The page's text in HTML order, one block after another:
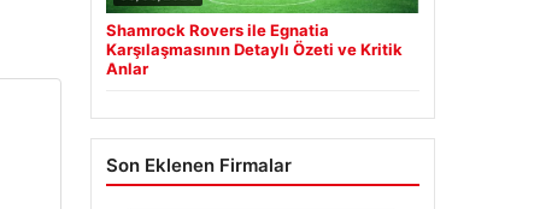
Shamrock Rovers ile Egnatia
Karşılaşmasının Detaylı Özeti ve Kritik
Anlar
Son Eklenen Firmalar